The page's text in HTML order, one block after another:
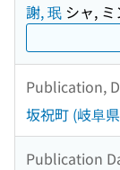
謝, 珉 シャ, ミ
Publication,
坂祝町 (岐阜
Publication